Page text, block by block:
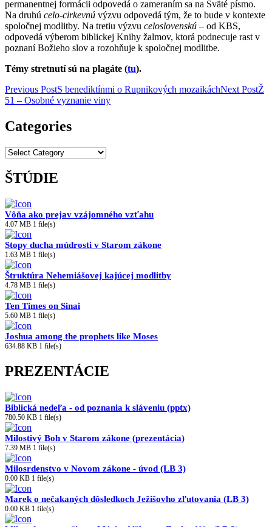
permanentnej formácii odpovedá o zameraním sa na Sväté písmo.
Na druhú celo-cirkevnú výzvu odpovedá tým, že to bude v kontexte
spoločnej modlitby. Na tretiu výzvu celoslovenskú – od KBS,
odpovedá výberom biblickej Knihy žalmov, ktorá podnecuje rast v
poznaní Božieho slov a rozohňuje k spoločnej modlitbe.
Témy stretnutí sú na plagáte (tu).
Post
navigation
Previous PostS benediktínmi o Rupnikových mozaikáchNext PostŽ
51 – Osobné vyznanie viny
Categories
Categories
ŠTÚDIE
Vôňa ako prejav vzájomného vzťahu
4.07 MB 1 file(s)
Stopy ducha múdrosti v Starom zákone
1.63 MB 1 file(s)
Štruktúra Nehemiášovej kajúcej modlitby
4.78 MB 1 file(s)
Ten Times on Sinai
5.60 MB 1 file(s)
Joshua among the prophets like Moses
634.88 KB 1 file(s)
PREZENTÁCIE
Biblická nedeľa - od poznania k sláveniu (pptx)
780.50 KB 1 file(s)
Milostivý Boh v Starom zákone (prezentácia)
7.39 MB 1 file(s)
Milosrdenstvo v Novom zákone - úvod (LB 3)
0.00 KB 1 file(s)
Marek o nečakaných dôsledkoch Ježišovho zľutovania (LB 3)
0.00 KB 1 file(s)